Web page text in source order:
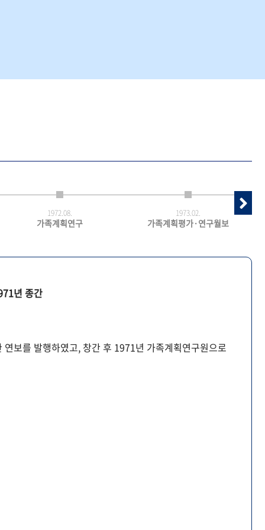
1972.08.
가족계획연구
1973.02.
가족계획평가·연구월보
년 종간
보를 발행하였고, 창간 후 1971년 가족계획연구원으로